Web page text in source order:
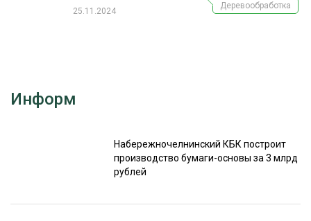
25.11.2024
Деревообработка
Информ
Набережночелнинский КБК построит
производство бумаги-основы за 3 млрд
рублей